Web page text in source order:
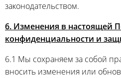
законодательством.
6. Изменения в настоящей
конфиденциальности и
6.1 Мы сохраняем за собой
вносить изменения или